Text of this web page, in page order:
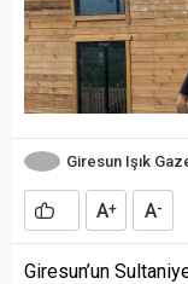
Giresun Işık
A+ A-
Giresun’un